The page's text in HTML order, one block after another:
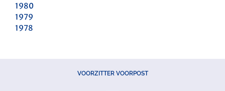
1980
1979
1978
VOORZITTER VOORPOST